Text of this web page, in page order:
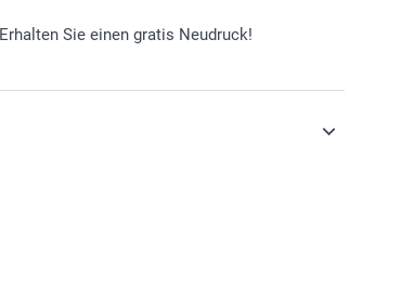
Erhalten Sie einen gratis Neudruck!